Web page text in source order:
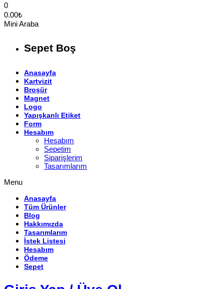
0
0.00₺
Mini Araba
Sepet Boş
Anasayfa
Kartvizit
Broşür
Magnet
Logo
Yapışkanlı Etiket
Form
Hesabım
Hesabım
Sepetim
Siparişlerim
Tasarımlarım
Menu
Anasayfa
Tüm Ürünler
Blog
Hakkımızda
Tasarımlarım
İstek Listesi
Hesabım
Ödeme
Sepet